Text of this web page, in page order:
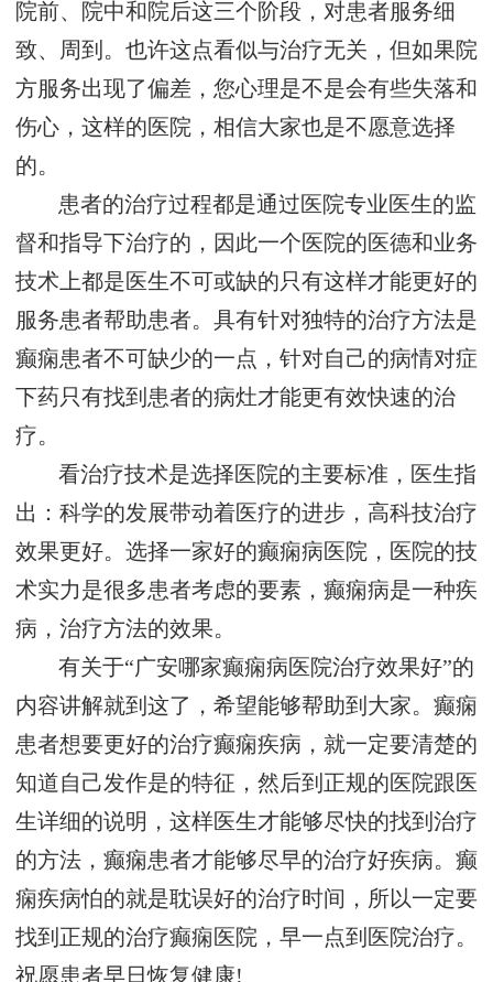
院前、院中和院后这三个阶段，对患者服务细
致、周到。也许这点看似与治疗无关，但如果院
方服务出现了偏差，您心理是不是会有些失落和
伤心，这样的医院，相信大家也是不愿意选择
的。
患者的治疗过程都是通过医院专业医生的监
督和指导下治疗的，因此一个医院的医德和业务
技术上都是医生不可或缺的只有这样才能更好的
服务患者帮助患者。具有针对独特的治疗方法是
癫痫患者不可缺少的一点，针对自己的病情对症
下药只有找到患者的病灶才能更有效快速的治
疗。
看治疗技术是选择医院的主要标准，医生指
出：科学的发展带动着医疗的进步，高科技治疗
效果更好。选择一家好的癫痫病医院，医院的技
术实力是很多患者考虑的要素，癫痫病是一种疾
病，治疗方法的效果。
有关于“广安哪家癫痫病医院治疗效果好”的
内容讲解就到这了，希望能够帮助到大家。癫痫
患者想要更好的治疗癫痫疾病，就一定要清楚的
知道自己发作是的特征，然后到正规的医院跟医
生详细的说明，这样医生才能够尽快的找到治疗
的方法，癫痫患者才能够尽早的治疗好疾病。癫
痫疾病怕的就是耽误好的治疗时间，所以一定要
找到正规的治疗癫痫医院，早一点到医院治疗。
祝愿患者早日恢复健康!